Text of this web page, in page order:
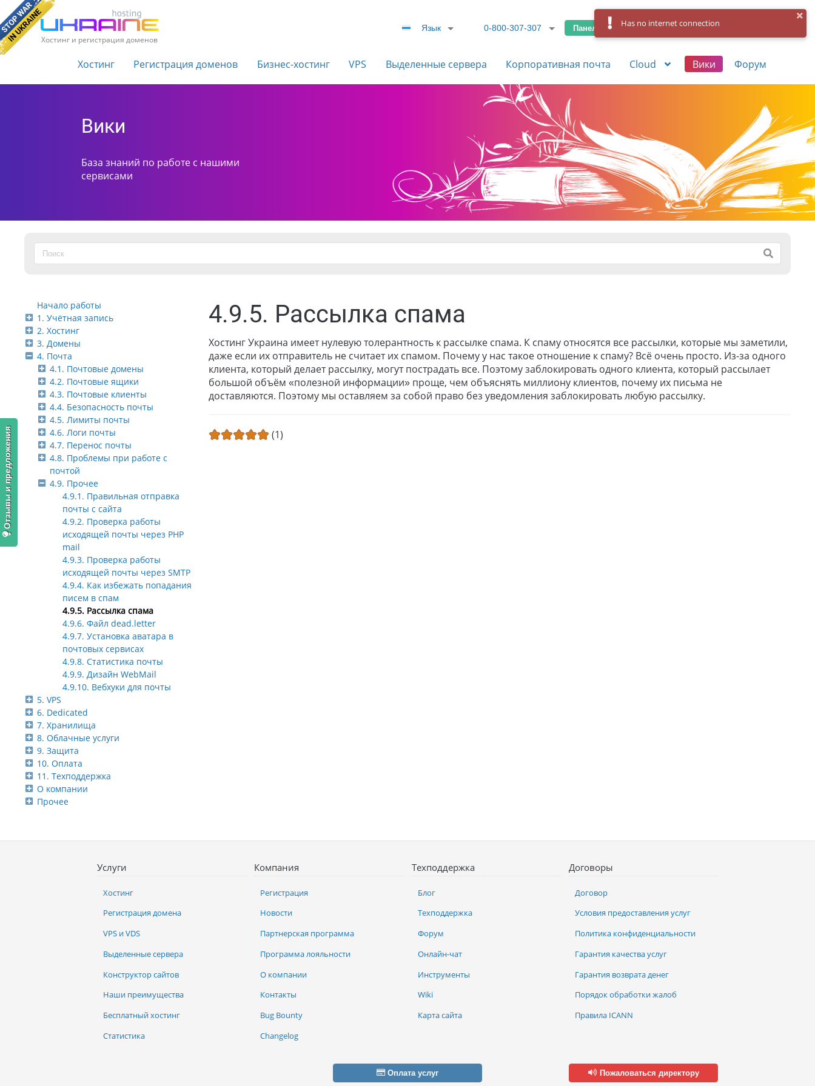
Хостинг и регистрация доменов
Язык 0-800-307-307 Панель управления Вход Регистрация
Хостинг Регистрация доменов Бизнес-хостинг VPS Выделенные сервера Корпоративная почта Cloud Вики Форум
Вики
База знаний по работе с нашими
сервисами
Начало работы
1. Учётная запись
2. Хостинг
3. Домены
4. Почта
4.1. Почтовые домены
4.2. Почтовые ящики
4.3. Почтовые клиенты
4.4. Безопасность почты
4.5. Лимиты почты
4.6. Логи почты
4.7. Перенос почты
4.8. Проблемы при работе с
почтой
4.9. Прочее
4.9.1. Правильная отправка
почты с сайта
4.9.2. Проверка работы
исходящей почты через PHP
mail
4.9.3. Проверка работы
исходящей почты через SMTP
4.9.4. Как избежать попадания
писем в спам
4.9.5. Рассылка спама
4.9.6. Файл dead.letter
4.9.7. Установка аватара в
почтовых сервисах
4.9.8. Статистика почты
4.9.9. Дизайн WebMail
4.9.10. Вебхуки для почты
5. VPS
6. Dedicated
7. Хранилища
8. Облачные услуги
9. Защита
10. Оплата
11. Техподдержка
О компании
Прочее
4.9.5. Рассылка спама
Хостинг Украина имеет нулевую толерантность к рассылке спама. К спаму относятся все рассылки, которые мы заметили,
даже если их отправитель не считает их спамом. Почему у нас такое отношение к спаму? Всё очень просто. Из-за одного
клиента, который делает рассылку, могут пострадать все. Поэтому заблокировать одного клиента, который рассылает
большой объём «полезной информации» проще, чем объяснять миллиону клиентов, почему их письма не
доставляются. Поэтому мы оставляем за собой право без уведомления заблокировать любую рассылку.
(1)
Услуги
Хостинг
Регистрация домена
VPS и VDS
Выделенные сервера
Конструктор сайтов
Наши преимущества
Бесплатный хостинг
Статистика
Компания
Регистрация
Новости
Партнерская программа
Программа лояльности
О компании
Контакты
Bug Bounty
Changelog
Техподдержка
Блог
Техподдержка
Форум
Онлайн-чат
Инструменты
Wiki
Карта сайта
Договоры
Договор
Условия предоставления услуг
Политика конфиденциальности
Гарантия качества услуг
Гарантия возврата денег
Порядок обработки жалоб
Правила ICANN
Оплата услуг Пожаловаться директору
Отзывы и предложения
Has no internet connection